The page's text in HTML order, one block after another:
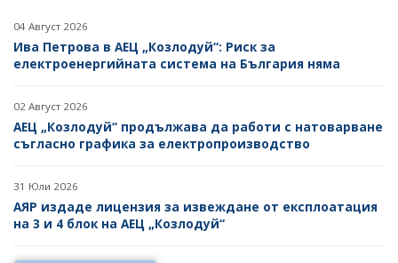
04 Август 2026
Ива Петрова в АЕЦ „Козлодуй“: Риск за
електроенергийната система на България няма
02 Август 2026
АЕЦ „Козлодуй“ продължава да работи с натоварване
съгласно графика за електропроизводство
31 Юли 2026
АЯР издаде лицензия за извеждане от експлоатация
на 3 и 4 блок на АЕЦ „Козлодуй“